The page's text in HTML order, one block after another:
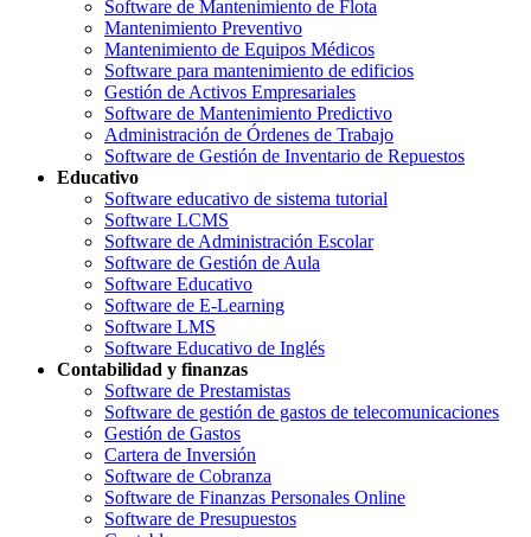
Software de Mantenimiento de Flota
Mantenimiento Preventivo
Mantenimiento de Equipos Médicos
Software para mantenimiento de edificios
Gestión de Activos Empresariales
Software de Mantenimiento Predictivo
Administración de Órdenes de Trabajo
Software de Gestión de Inventario de Repuestos
Educativo
Software educativo de sistema tutorial
Software LCMS
Software de Administración Escolar
Software de Gestión de Aula
Software Educativo
Software de E-Learning
Software LMS
Software Educativo de Inglés
Contabilidad y finanzas
Software de Prestamistas
Software de gestión de gastos de telecomunicaciones
Gestión de Gastos
Cartera de Inversión
Software de Cobranza
Software de Finanzas Personales Online
Software de Presupuestos